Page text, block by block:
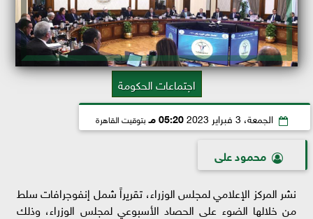
اجتماعات الحكومة
الجمعة، 3 فبراير 2023 05:20 مـ بتوقيت القاهرة
محمود على
نشر المركز الإعلامي لمجلس الوزراء، تقريراً شمل إنفوجرافات سلط
من خلالها الضوء على الحصاد الأسبوعي لمجلس الوزراء، وذلك